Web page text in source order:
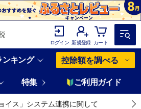
ログイン 新規登録 カート
ンキング 控除額を調べる
特集 ご利用ガイド
イス」システム連携に関して